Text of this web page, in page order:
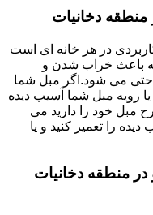
منطقه دخانیات
در هر خانه ای است
که باعث خراب شدن و
می شود.اگر مبل شما
رویه مبل شما آسیب دیده
مبل خود را دارید می
را تعمیر کنید و یا
در منطقه دخانیات